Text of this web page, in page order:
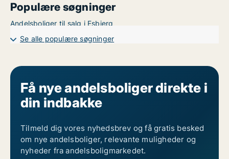
Populære søgninger
Andelsboliger til salg i Esbjerg
Se alle populære søgninger
Få nye andelsboliger direkte i
din indbakke
Tilmeld dig vores nyhedsbrev og få gratis besked
om nye andelsboliger, relevante muligheder og
nyheder fra andelsboligmarkedet.